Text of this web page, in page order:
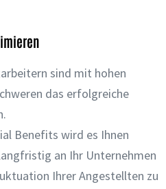
sind mit hohen
das erfolgreiche
Benefits wird es Ihnen
an Ihr Unternehmen
Ihrer Angestellten zu